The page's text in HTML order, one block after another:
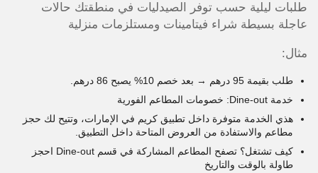
طلبات ليلية حسب توفر الصيدليات في منطقتك حالات
عاجلة بسيطة شراء فيتامينات ومستلزمات منزلية
مثال:
طلب بقيمة 95 درهم → بعد خصم 10% يصبح 86 درهم.
خدمة Dine-out: خصومات المطاعم الفورية
هذي الخدمة متوفرة داخل تطبيق كريم في الإمارات، وتتيح لك حجز
مطاعم والاستفادة من العروض المتاحة داخل التطبيق.
كيف تشتغل؟ تصفح المطاعم المشاركة في قسم Dine-out احجز
طاولة بالوقت والتاريخ